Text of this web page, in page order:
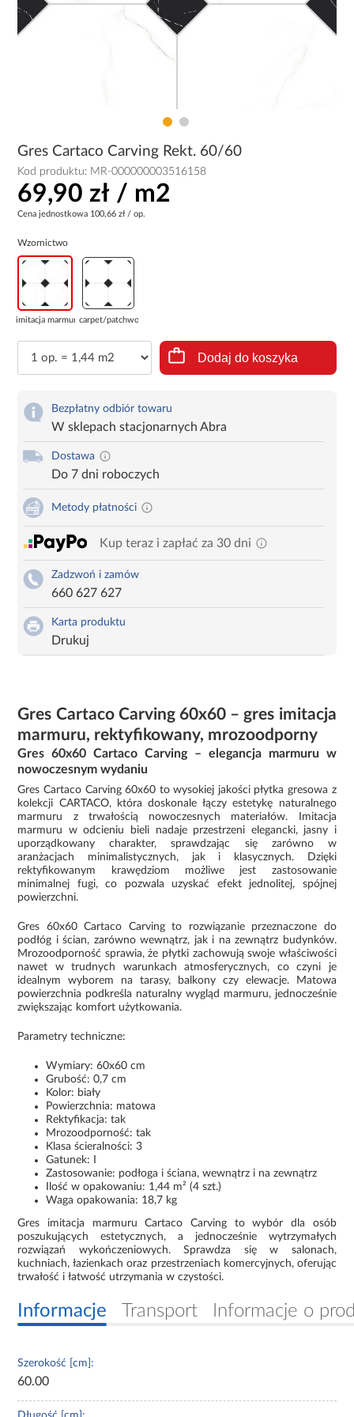
Gres Cartaco Carving Rekt. 60/60
Kod produktu: MR-000000003516158
69,90 zł / m2
Cena jednostkowa 100,66 zł / op.
Wzornictwo
imitacja marmurucarpet/patchwork
Dodaj do koszyka
Bezpłatny odbiór towaru
W sklepach stacjonarnych Abra
Dostawa
Do 7 dni roboczych
Metody płatności
Kup teraz i zapłać za 30 dni
Zadzwoń i zamów
660 627 627
Karta produktu
Drukuj
Gres Cartaco Carving 60x60 – gres imitacja
marmuru, rektyfikowany, mrozoodporny
Gres 60x60 Cartaco Carving – elegancja marmuru w
nowoczesnym wydaniu
Gres Cartaco Carving 60x60 to wysokiej jakości płytka gresowa z
kolekcji CARTACO, która doskonale łączy estetykę naturalnego
marmuru z trwałością nowoczesnych materiałów. Imitacja
marmuru w odcieniu bieli nadaje przestrzeni elegancki, jasny i
uporządkowany charakter, sprawdzając się zarówno w
aranżacjach minimalistycznych, jak i klasycznych. Dzięki
rektyfikowanym krawędziom możliwe jest zastosowanie
minimalnej fugi, co pozwala uzyskać efekt jednolitej, spójnej
powierzchni.
Gres 60x60 Cartaco Carving to rozwiązanie przeznaczone do
podłóg i ścian, zarówno wewnątrz, jak i na zewnątrz budynków.
Mrozoodporność sprawia, że płytki zachowują swoje właściwości
nawet w trudnych warunkach atmosferycznych, co czyni je
idealnym wyborem na tarasy, balkony czy elewacje. Matowa
powierzchnia podkreśla naturalny wygląd marmuru, jednocześnie
zwiększając komfort użytkowania.
Parametry techniczne:
Wymiary: 60x60 cm
Grubość: 0,7 cm
Kolor: biały
Powierzchnia: matowa
Rektyfikacja: tak
Mrozoodporność: tak
Klasa ścieralności: 3
Gatunek: I
Zastosowanie: podłoga i ściana, wewnątrz i na zewnątrz
Ilość w opakowaniu: 1,44 m² (4 szt.)
Waga opakowania: 18,7 kg
Gres imitacja marmuru Cartaco Carving to wybór dla osób
poszukujących estetycznych, a jednocześnie wytrzymałych
rozwiązań wykończeniowych. Sprawdza się w salonach,
kuchniach, łazienkach oraz przestrzeniach komercyjnych, oferując
trwałość i łatwość utrzymania w czystości.
Informacje Transport Informacje o
Szerokość [cm]:
60.00